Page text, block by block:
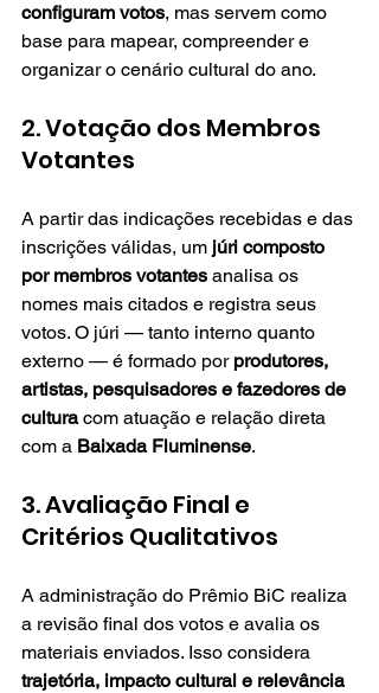
configuram votos, mas servem como
base para mapear, compreender e
organizar o cenário cultural do ano.
2. Votação dos Membros
Votantes
A partir das indicações recebidas e das
inscrições válidas, um júri composto
por membros votantes analisa os
nomes mais citados e registra seus
votos. O júri — tanto interno quanto
externo — é formado por produtores,
artistas, pesquisadores e fazedores de
cultura com atuação e relação direta
com a Baixada Fluminense.
3. Avaliação Final e
Critérios Qualitativos
A administração do Prêmio BiC realiza
a revisão final dos votos e avalia os
materiais enviados. Isso considera
trajetória, impacto cultural e relevância